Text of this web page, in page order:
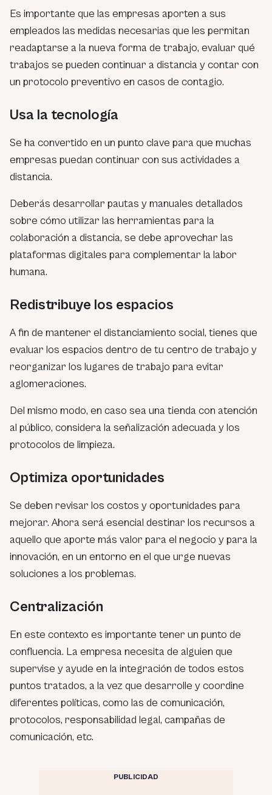
Es importante que las empresas aporten a sus
empleados las medidas necesarias que les permitan
readaptarse a la nueva forma de trabajo, evaluar qué
trabajos se pueden continuar a distancia y contar con
un protocolo preventivo en casos de contagio.
Usa la tecnología
Se ha convertido en un punto clave para que muchas
empresas puedan continuar con sus actividades a
distancia.
Deberás desarrollar pautas y manuales detallados
sobre cómo utilizar las herramientas para la
colaboración a distancia, se debe aprovechar las
plataformas digitales para complementar la labor
humana.
Redistribuye los espacios
A fin de mantener el distanciamiento social, tienes que
evaluar los espacios dentro de tu centro de trabajo y
reorganizar los lugares de trabajo para evitar
aglomeraciones.
Del mismo modo, en caso sea una tienda con atención
al público, considera la señalización adecuada y los
protocolos de limpieza.
Optimiza oportunidades
Se deben revisar los costos y oportunidades para
mejorar. Ahora será esencial destinar los recursos a
aquello que aporte más valor para el negocio y para la
innovación, en un entorno en el que urge nuevas
soluciones a los problemas.
Centralización
En este contexto es importante tener un punto de
confluencia. La empresa necesita de alguien que
supervise y ayude en la integración de todos estos
puntos tratados, a la vez que desarrolle y coordine
diferentes políticas, como las de comunicación,
protocolos, responsabilidad legal, campañas de
comunicación, etc.
PUBLICIDAD